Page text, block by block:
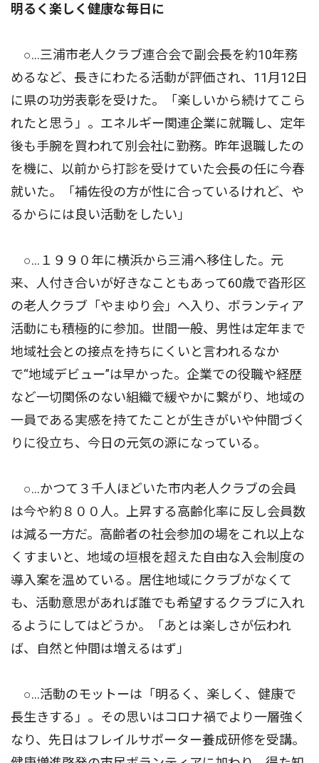
明るく楽しく健康な毎日に
○…三浦市老人クラブ連合会で副会長を約10年務
めるなど、長きにわたる活動が評価され、11月12日
に県の功労表彰を受けた。「楽しいから続けてこら
れたと思う」。エネルギー関連企業に就職し、定年
後も手腕を買われて別会社に勤務。昨年退職したの
を機に、以前から打診を受けていた会長の任に今春
就いた。「補佐役の方が性に合っているけれど、や
るからには良い活動をしたい」
○…１９９０年に横浜から三浦へ移住した。元
来、人付き合いが好きなこともあって60歳で沓形区
の老人クラブ「やまゆり会」へ入り、ボランティア
活動にも積極的に参加。世間一般、男性は定年まで
地域社会との接点を持ちにくいと言われるなか
で“地域デビュー”は早かった。企業での役職や経歴
など一切関係のない組織で緩やかに繋がり、地域の
一員である実感を持てたことが生きがいや仲間づく
りに役立ち、今日の元気の源になっている。
○…かつて３千人ほどいた市内老人クラブの会員
は今や約８００人。上昇する高齢化率に反し会員数
は減る一方だ。高齢者の社会参加の場をこれ以上な
くすまいと、地域の垣根を超えた自由な入会制度の
導入案を温めている。居住地域にクラブがなくて
も、活動意思があれば誰でも希望するクラブに入れ
るようにしてはどうか。「あとは楽しさが伝われ
ば、自然と仲間は増えるはず」
○…活動のモットーは「明るく、楽しく、健康で
長生きする」。その思いはコロナ禍でより一層強く
なり、先日はフレイルサポーター養成研修を受講。